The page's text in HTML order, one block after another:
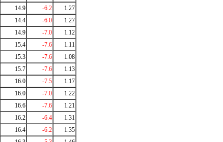
14.9 -6.2
1.27
14.4 -6.0
1.27
14.9 -7.0
1.12
15.4 -7.6
1.11
15.3 -7.6
1.08
15.7 -7.6
1.13
16.0 -7.5
1.17
16.0 -7.0
1.22
16.6 -7.6
1.21
16.2 -6.4
1.31
16.4 -6.2
1.35